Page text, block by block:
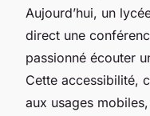
Aujourd’hui, un
direct une
passionné écouter
Cette accessibilité,
aux usages